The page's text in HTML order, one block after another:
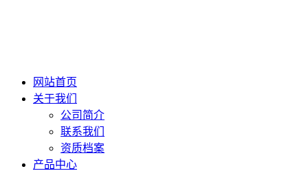
网站首页
关于我们
公司简介
联系我们
资质档案
产品中心